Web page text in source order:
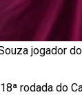
jogador
rodada do